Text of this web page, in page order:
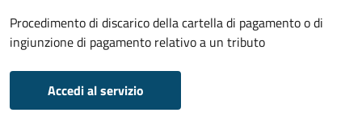
Procedimento di discarico della cartella di pagamento o di
ingiunzione di pagamento relativo a un tributo
Accedi al servizio